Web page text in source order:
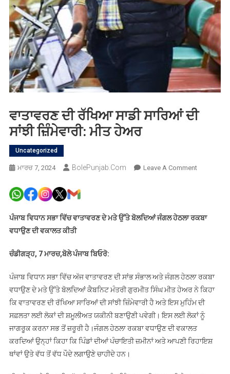
ਵਾਤਾਵਰਣ ਦੀ ਰੱਖਿਆ ਸਾਡੀ ਸਾਰਿਆਂ ਦੀ
ਸਾਂਝੀ ਜ਼ਿੰਮੇਵਾਰੀ: ਮੀਤ ਹੇਅਰ
Uncategorized
ਮਾਰਚ 7, 2024 BolePunjab.com Leave A CommentOn
ਸਾਡੀ
ਮੀਤ
ਹੇਅਰ
ਪੰਜਾਬ ਵਿਧਾਨ ਸਭਾ ਵਿੱਚ ਵਾਤਾਵਰਣ ਦੇ ਮਤੇ ਉੱਤੇ ਬੋਲਦਿਆਂ ਜੰਗਲ ਹੇਠਲਾ ਰਕਬਾ
ਵਧਾਉਣ ਦੀ ਵਕਾਲਤ ਕੀਤੀ
ਚੰਡੀਗੜ੍ਹ, 7 ਮਾਰਚ,ਬੋਲੇ ਪੰਜਾਬ ਬਿਓਰੋ:
ਪੰਜਾਬ ਵਿਧਾਨ ਸਭਾ ਵਿੱਚ ਅੱਜ ਵਾਤਾਵਰਣ ਦੀ ਸਾਂਭ ਸੰਭਾਲ ਅਤੇ ਜੰਗਲ ਹੇਠਲਾ ਰਕਬਾ
ਵਧਾਉਣ ਦੇ ਮਤੇ ਉੱਤੇ ਬੋਲਦਿਆਂ ਕੈਬਨਿਟ ਮੰਤਰੀ ਗੁਰਮੀਤ ਸਿੰਘ ਮੀਤ ਹੇਅਰ ਨੇ ਕਿਹਾ
ਕਿ ਵਾਤਾਵਰਣ ਦੀ ਰੱਖਿਆ ਸਾਰਿਆਂ ਦੀ ਸਾਂਝੀ ਜ਼ਿੰਮੇਵਾਰੀ ਹੈ ਅਤੇ ਇਸ ਮੁਹਿੰਮ ਦੀ
ਸਫ਼ਲਤਾ ਲਈ ਲੋਕਾਂ ਦੀ ਸ਼ਮੂਲੀਅਤ ਯਕੀਨੀ ਬਣਾਉਣੀ ਪਵੇਗੀ। ਇਸ ਲਈ ਲੋਕਾਂ ਨੂੰ
ਜਾਗਰੂਕ ਕਰਨਾ ਸਭ ਤੋਂ ਜ਼ਰੂਰੀ ਹੈ।ਜੰਗਲ ਹੇਠਲਾ ਰਕਬਾ ਵਧਾਉਣ ਦੀ ਵਕਾਲਤ
ਕਰਦਿਆਂ ਉਨ੍ਹਾਂ ਕਿਹਾ ਕਿ ਪਿੰਡਾਂ ਦੀਆਂ ਪੰਚਾਇਤੀ ਜ਼ਮੀਨਾਂ ਅਤੇ ਆਪਣੀ ਰਿਹਾਇਸ਼
ਥਾਂਵਾਂ ਉਤੇ ਵੱਧ ਤੋਂ ਵੱਧ ਪੌਦੇ ਲਗਾਉਣੇ ਚਾਹੀਦੇ ਹਨ।